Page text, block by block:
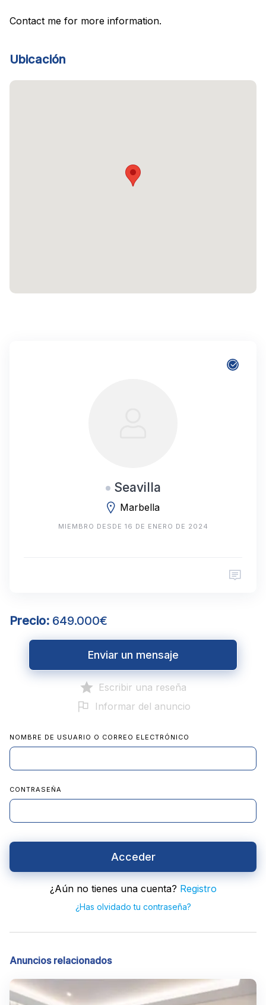
Contact me for more information.
Ubicación
Seavilla
Marbella
MIEMBRO DESDE 16 DE ENERO DE 2024
Precio: 649.000€
Enviar un mensaje
Escribir una reseña
Informar del anuncio
NOMBRE DE USUARIO O CORREO ELECTRÓNICO
CONTRASEÑA
Acceder
¿Aún no tienes una cuenta? Registro
¿Has olvidado tu contraseña?
Anuncios relacionados